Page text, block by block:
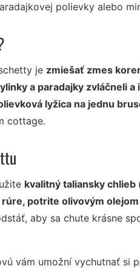
polievky alebo
je zmiešať zmes
a paradajky zvláčneli
lyžica na jednu
cottage.
kvalitný taliansky
potrite olivovým
aby sa chute krásne
vám umožní vychutnať si